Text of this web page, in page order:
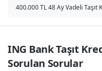
400.000 TL 48 Ay Vadeli Taşıt
ING Bank Taşıt
Sorulan Sorular